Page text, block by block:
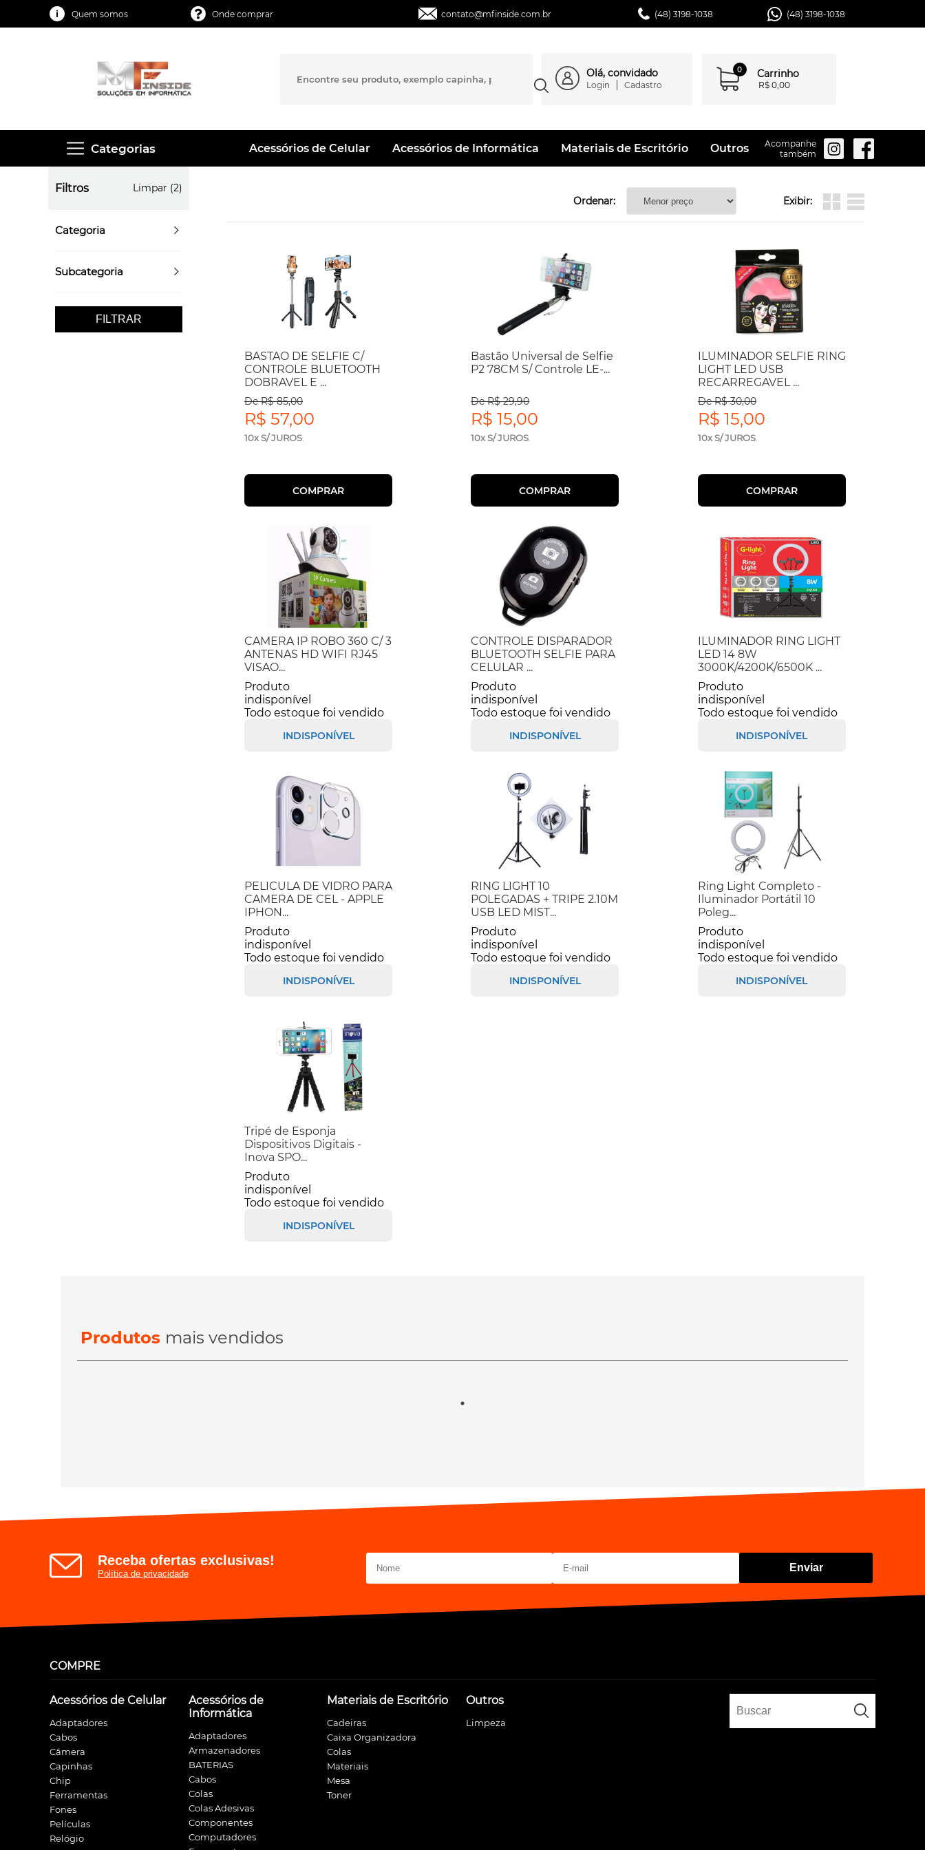
Quem somos Onde comprar contato@mfinside.com.br (48) 3198-1038 (48) 3198-1038
Olá, convidado
Login Cadastro
0 Carrinho
R$ 0,00
Categorias Acessórios de Celular Acessórios de Informática Materiais de Escritório Outros
Acompanhe
também
Filtros Limpar (2)
Categoria
Subcategoria
FILTRAR
Ordenar: Exibir:
BASTAO DE SELFIE C/
CONTROLE BLUETOOTH
DOBRAVEL E ...
De R$ 85,00
R$ 57,00
10x S/ JUROS
COMPRAR
Bastão Universal de Selfie
P2 78CM S/ Controle LE-...
De R$ 29,90
R$ 15,00
10x S/ JUROS
COMPRAR
ILUMINADOR SELFIE RING
LIGHT LED USB
RECARREGAVEL ...
De R$ 30,00
R$ 15,00
10x S/ JUROS.
COMPRAR
CAMERA IP ROBO 360 C/ 3
ANTENAS HD WIFI RJ45
VISAO...
Produto
indisponível
Todo estoque foi vendido
INDISPONÍVEL
CONTROLE DISPARADOR
BLUETOOTH SELFIE PARA
CELULAR ...
Produto
indisponível
Todo estoque foi vendido
INDISPONÍVEL
ILUMINADOR RING LIGHT
LED 14 8W
3000K/4200K/6500K ...
Produto
indisponível
Todo estoque foi vendido
INDISPONÍVEL
PELICULA DE VIDRO PARA
CAMERA DE CEL - APPLE
IPHON...
Produto
indisponível
Todo estoque foi vendido
INDISPONÍVEL
RING LIGHT 10
POLEGADAS + TRIPE 2.10M
USB LED MIST...
Produto
indisponível
Todo estoque foi vendido
INDISPONÍVEL
Ring Light Completo -
Iluminador Portátil 10
Poleg...
Produto
indisponível
Todo estoque foi vendido
INDISPONÍVEL
Tripé de Esponja
Dispositivos Digitais -
Inova SPO...
Produto
indisponível
Todo estoque foi vendido
INDISPONÍVEL
Produtos mais vendidos
Receba ofertas exclusivas!
Política de privacidade
Enviar
COMPRE
Acessórios de Celular
Adaptadores
Cabos
Câmera
Capinhas
Chip
Ferramentas
Fones
Películas
Relógio
Acessórios de
Informática
Adaptadores
Armazenadores
BATERIAS
Cabos
Colas
Colas Adesivas
Componentes
Computadores
Materiais de Escritório
Cadeiras
Caixa Organizadora
Colas
Materiais
Mesa
Toner
Outros
Limpeza